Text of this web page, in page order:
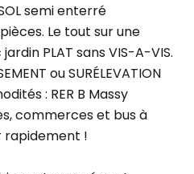
semi enterré
Le tout sur une
PLAT sans VIS-A-VIS.
ou SURÉLEVATION
: RER B Massy
commerces et bus à
rapidement !